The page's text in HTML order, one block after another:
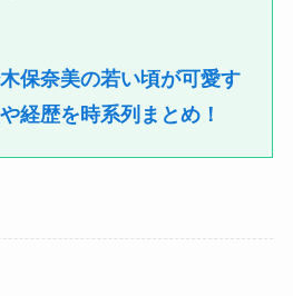
保奈美の若い頃が可愛す
経歴を時系列まとめ！